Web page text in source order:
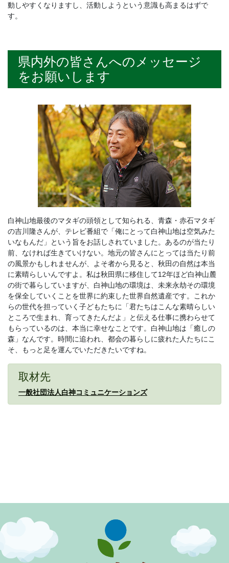
動しやすくなりますし、活動しようという意識も高まるはずで
す。
県内外の皆さんへのメッセージ
をお願いします
白神山地最後のマタギの頭領として知られる、青森・赤石マタギ
の吉川隆さんが、テレビ番組で「俺にとって白神山地は空気みた
いなもんだ」という旨をお話しされていました。あるのが当たり
前、なければ生きていけない。地元の皆さんにとっては当たり前
の風景かもしれませんが、よそ者から見ると、秋田の自然は本当
に素晴らしいんですよ。私は秋田県に移住して12年ほど白神山麓
の街で暮らしていますが、白神山地の環境は、未来永劫その環境
を保全していくことを世界に約束した世界自然遺産です。これか
らの世代を担っていく子どもたちに「君たちはこんな素晴らしい
ところで生まれ、育ってきたんだよ」と伝える仕事に携わらせて
もらっているのは、本当に幸せなことです。白神山地は「癒しの
森」なんです。時間に追われ、都会の暮らしに疲れた人たちにこ
そ、もっと足を運んでいただきたいですね。
取材先
一般社団法人白神コミュニケーションズ